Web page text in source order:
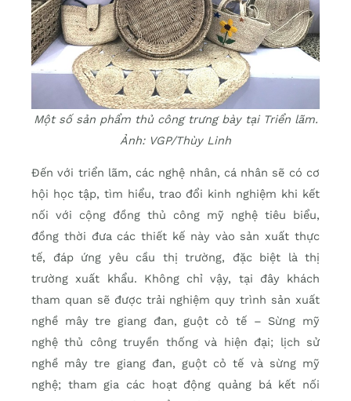
Một số sản phẩm thủ công trưng bày tại Triển lãm.
Ảnh: VGP/Thùy Linh
Đến với triển lãm, các nghệ nhân, cá nhân sẽ có cơ
hội học tập, tìm hiểu, trao đổi kinh nghiệm khi kết
nối với cộng đồng thủ công mỹ nghệ tiêu biểu,
đồng thời đưa các thiết kế này vào sản xuất thực
tế, đáp ứng yêu cầu thị trường, đặc biệt là thị
trường xuất khẩu. Không chỉ vậy, tại đây khách
tham quan sẽ được trải nghiệm quy trình sản xuất
nghề mây tre giang đan, guột cỏ tế – Sừng mỹ
nghệ thủ công truyền thống và hiện đại; lịch sử
nghề mây tre giang đan, guột cỏ tế và sừng mỹ
nghệ; tham gia các hoạt động quảng bá kết nối